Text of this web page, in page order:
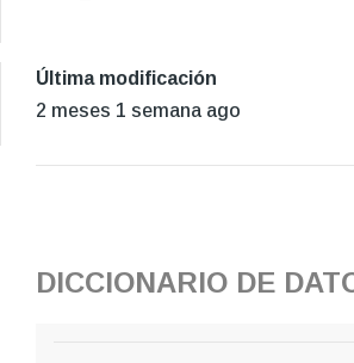
Última modificación
2 meses 1 semana ago
DICCIONARIO DE